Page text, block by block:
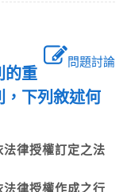
問題討論
的重
，下列敘述何
律授權訂定之法
律授權作成之行